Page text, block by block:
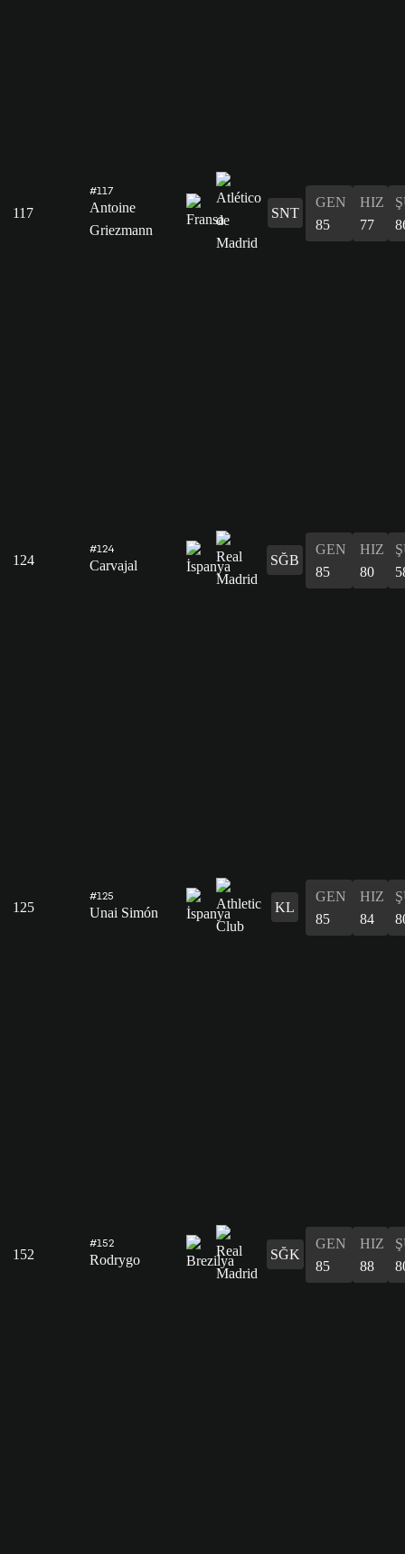
117
#117
Antoine
Griezmann
SNT
GEN
85
HIZ
77
124
#124
Carvajal SĞB
GEN
85
HIZ
80
125
#125
Unai Simón KL
GEN
85
HIZ
84
152
#152
Rodrygo SĞK
GEN
85
HIZ
88